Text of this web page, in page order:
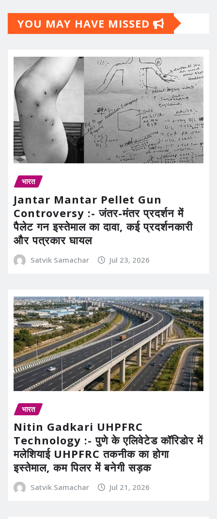
YOU MAY HAVE MISSED
भारत
Jantar Mantar Pellet Gun
Controversy :- जंतर-मंतर प्रदर्शन में
पैलेट गन इस्तेमाल का दावा, कई प्रदर्शनकारी
और पत्रकार घायल
Satvik Samachar Jul 23, 2026
भारत
Nitin Gadkari UHPFRC
Technology :- पुणे के एलिवेटेड कॉरिडोर में
मलेशियाई UHPFRC तकनीक का होगा
इस्तेमाल, कम पिलर में बनेगी सड़क
Satvik Samachar Jul 21, 2026